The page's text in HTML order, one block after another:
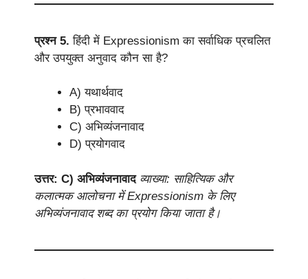
प्रश्न 5. हिंदी में Expressionism का सर्वाधिक प्रचलित
और उपयुक्त अनुवाद कौन सा है?
A) यथार्थवाद
B) प्रभाववाद
C) अभिव्यंजनावाद
D) प्रयोगवाद
उत्तर: C) अभिव्यंजनावाद व्याख्या: साहित्यिक और
कलात्मक आलोचना में Expressionism के लिए
अभिव्यंजनावाद शब्द का प्रयोग किया जाता है।